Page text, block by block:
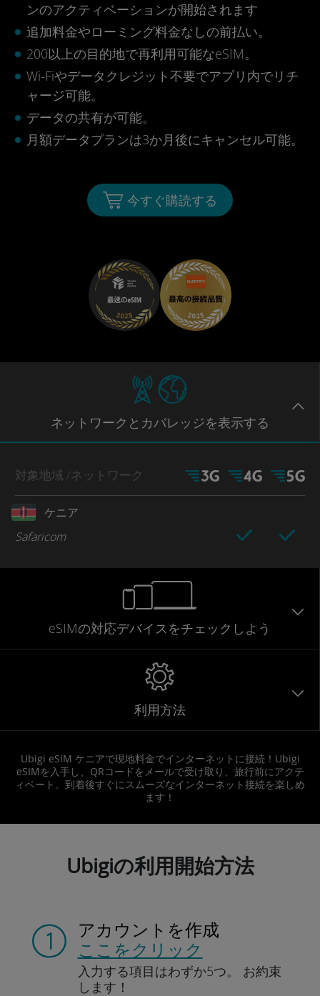
ンのアクティベーションが開始されます
追加料金やローミング料金なしの前払い。
200以上の目的地で再利用可能なeSIM。
Wi-Fiやデータクレジット不要でアプリ内でリチ
ャージ可能。
データの共有が可能。
月額データプランは3か月後にキャンセル可能。
今すぐ購読する
ネットワークとカバレッジを表示する
対象地域 /ネットワーク
ケニア
Safaricom
eSIMの対応デバイスをチェックしよう
利用方法
Ubigi eSIM ケニアで現地料金でインターネットに接続！Ubigi
eSIMを入手し、QRコードをメールで受け取り、旅行前にアクテ
ィベート。到着後すぐにスムーズなインターネット接続を楽しめ
ます！
Ubigiの利用開始方法
アカウントを作成
ここをクリック
入力する項目はわずか5つ。
お約束
します！